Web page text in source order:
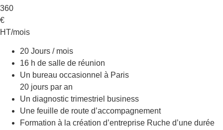
360
€
HT/mois
20 Jours / mois
16 h de salle de réunion
Un bureau occasionnel à Paris
20 jours par an
Un diagnostic trimestriel business
Une feuille de route d’accompagnement
Formation à la création d’entreprise Ruche d’une durée